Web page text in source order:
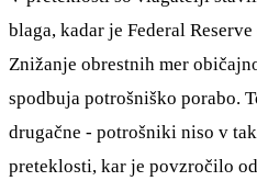
blaga, kadar je Federal
Znižanje obrestnih mer
spodbuja potrošniško porabo.
drugačne - potrošniki niso v
preteklosti, kar je povzročilo